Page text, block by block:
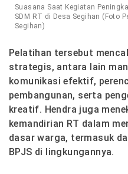
Suasana Saat Kegiatan
SDM RT di Desa Segihan (Foto
Segihan)
Pelatihan tersebut
strategis, antara lain
komunikasi efektif,
pembangunan, serta
kreatif. Hendra juga
kemandirian RT dalam
dasar warga, termasuk
BPJS di lingkungannya.